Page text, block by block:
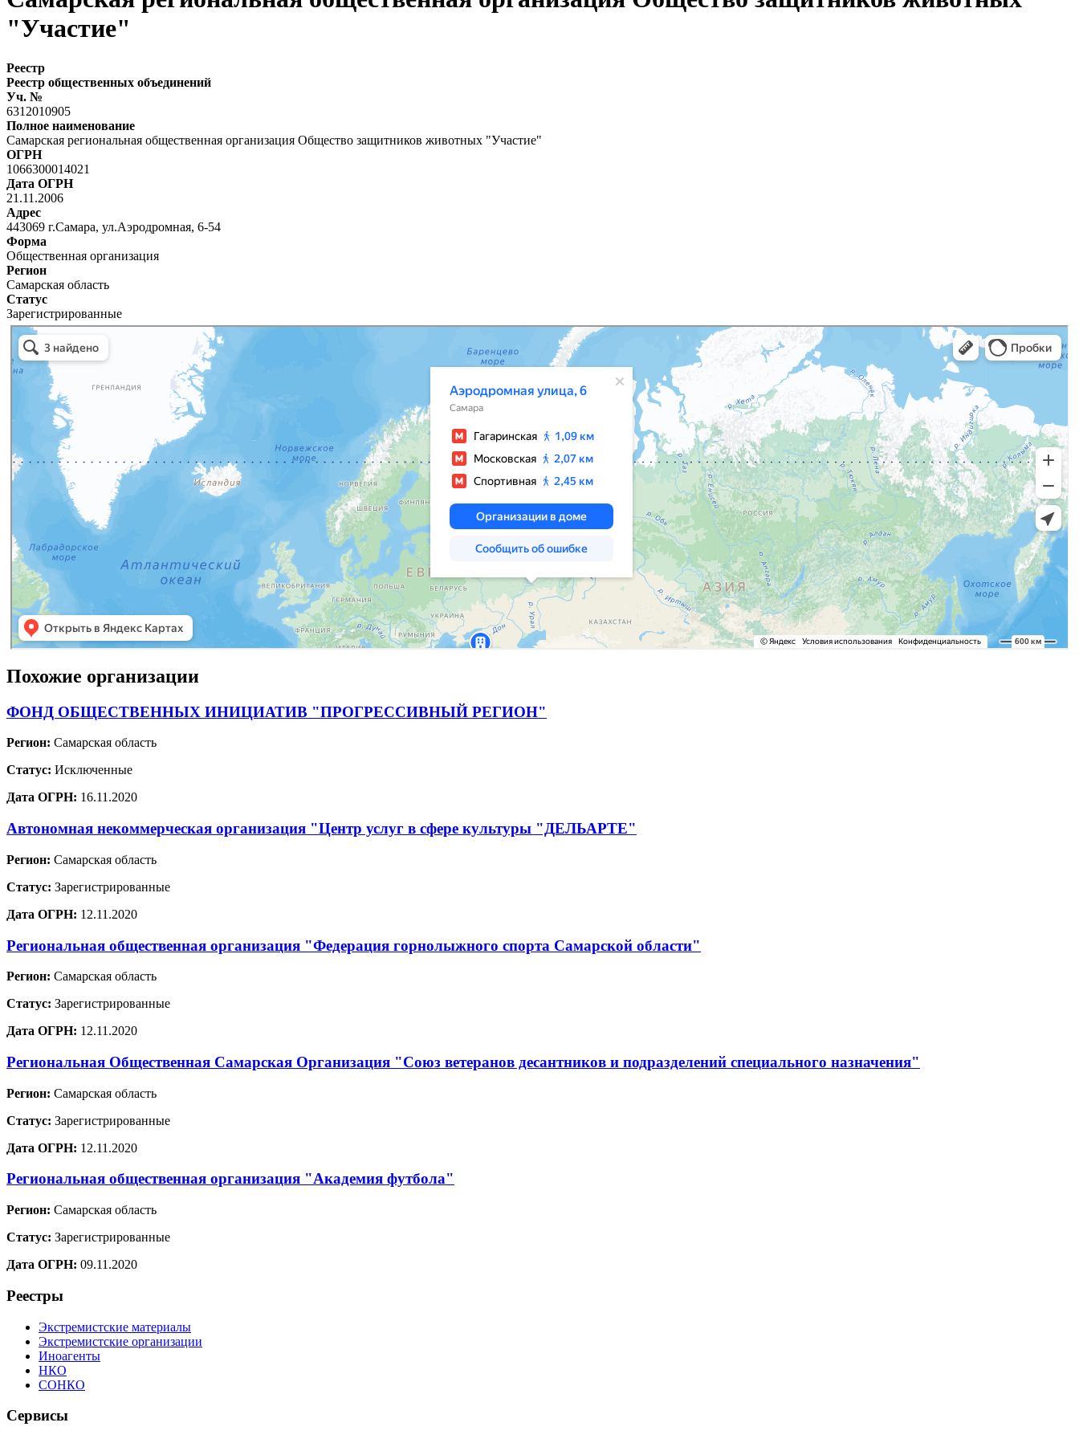
"Участие"
Реестр
Реестр общественных объединений
Уч. №
6312010905
Полное наименование
Самарская региональная общественная организация Общество защитников животных "Участие"
ОГРН
1066300014021
Дата ОГРН
21.11.2006
Адрес
443069 г.Самара, ул.Аэродромная, 6-54
Форма
Общественная организация
Регион
Самарская область
Статус
Зарегистрированные
Похожие организации
ФОНД ОБЩЕСТВЕННЫХ ИНИЦИАТИВ "ПРОГРЕССИВНЫЙ РЕГИОН"
Регион: Самарская область
Статус: Исключенные
Дата ОГРН: 16.11.2020
Автономная некоммерческая организация "Центр услуг в сфере культуры "ДЕЛЬАРТЕ"
Регион: Самарская область
Статус: Зарегистрированные
Дата ОГРН: 12.11.2020
Региональная общественная организация "Федерация горнолыжного спорта Самарской области"
Регион: Самарская область
Статус: Зарегистрированные
Дата ОГРН: 12.11.2020
Региональная Общественная Самарская Организация "Союз ветеранов десантников и подразделений специального назначения"
Регион: Самарская область
Статус: Зарегистрированные
Дата ОГРН: 12.11.2020
Региональная общественная организация "Академия футбола"
Регион: Самарская область
Статус: Зарегистрированные
Дата ОГРН: 09.11.2020
Реестры
Экстремистские материалы
Экстремистские организации
Иноагенты
НКО
СОНКО
Сервисы